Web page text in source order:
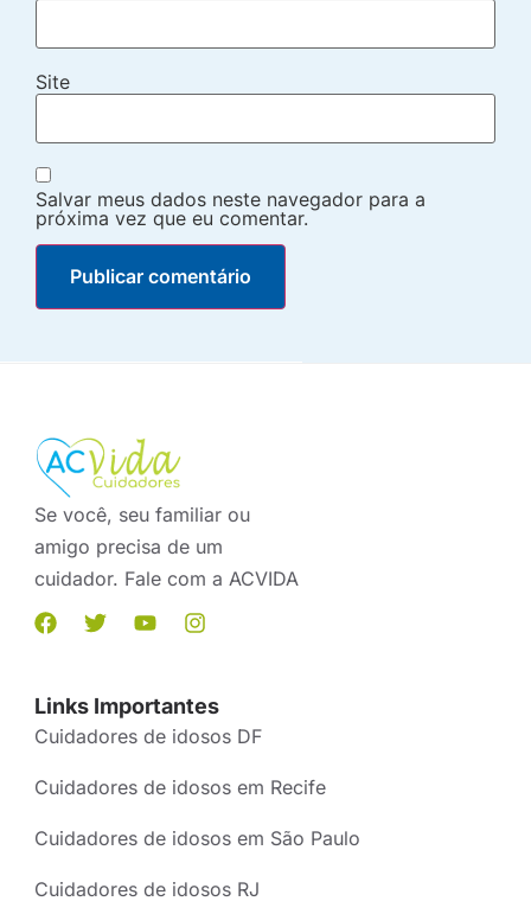
Site
Salvar meus dados neste navegador para a
próxima vez que eu comentar.
Se você, seu familiar ou
amigo precisa de um
cuidador. Fale com a ACVIDA
Links Importantes
Cuidadores de idosos DF
Cuidadores de idosos em Recife
Cuidadores de idosos em São Paulo
Cuidadores de idosos RJ